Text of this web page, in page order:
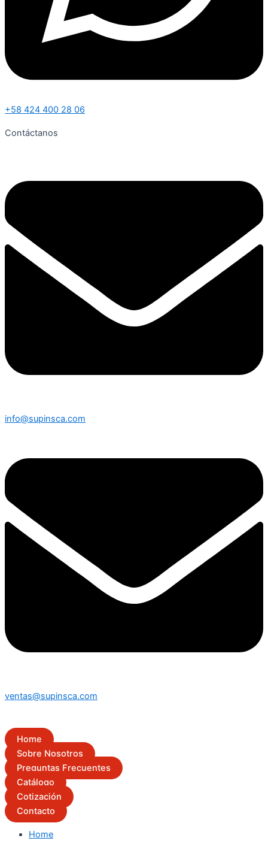
+58 424 400 28 06
Contáctanos
info@supinsca.com
ventas@supinsca.com
Home
Sobre Nosotros
Preguntas Frecuentes
Catálogo
Cotización
Contacto
Home